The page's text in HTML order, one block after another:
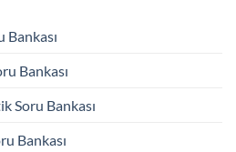
Bankası
Bankası
Soru Bankası
Bankası